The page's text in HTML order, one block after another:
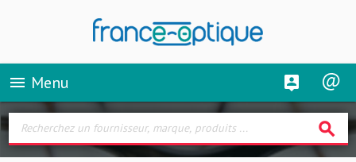
menu Menu
search